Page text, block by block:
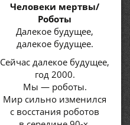
Человеки мертвы/
Роботы
Далекое будущее,
далекое будущее.
Сейчас далекое будущее,
год 2000.
Мы — роботы.
Мир сильно изменился
с восстания роботов